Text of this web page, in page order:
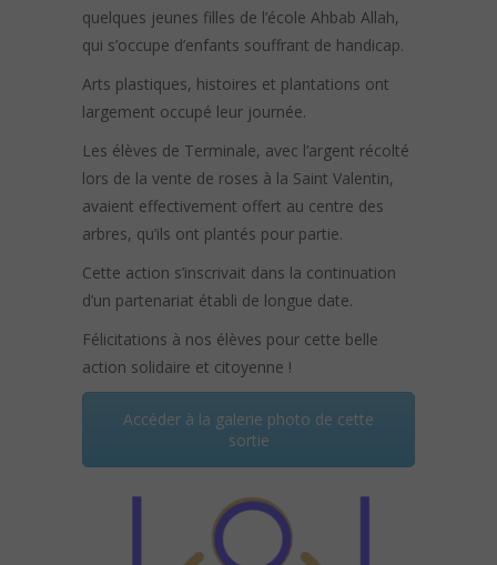
quelques jeunes filles de l’école Ahbab Allah,
qui s’occupe d’enfants souffrant de handicap.
Arts plastiques, histoires et plantations ont
largement occupé leur journée.
Les élèves de Terminale, avec l’argent récolté
lors de la vente de roses à la Saint Valentin,
avaient effectivement offert au centre des
arbres, qu’ils ont plantés pour partie.
Cette action s’inscrivait dans la continuation
d’un partenariat établi de longue date.
Félicitations à nos élèves pour cette belle
action solidaire et citoyenne !
Accéder à la galerie photo de cette
sortie